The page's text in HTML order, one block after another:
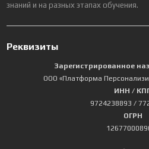
знаний и на разных этапах обучения.
Реквизиты
Зарегистрированное
ООО «Платформа
ИНН /
9724238893 /
ОГРН